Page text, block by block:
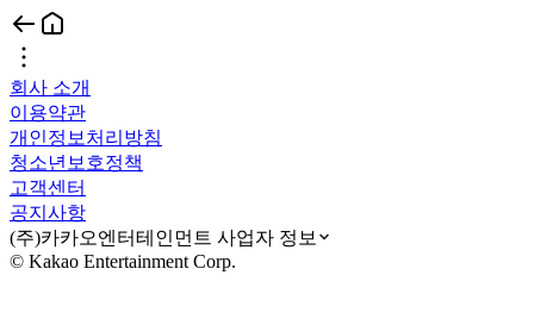
회사 소개
이용약관
개인정보처리방침
청소년보호정책
고객센터
공지사항
(주)카카오엔터테인먼트 사업자 정보
© Kakao Entertainment Corp.